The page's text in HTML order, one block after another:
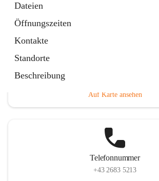
Dateien
Öffnungszeiten
Kontakte
Standorte
Beschreibung
Auf Karte ansehen
Telefonnummer
+43 2683 5213